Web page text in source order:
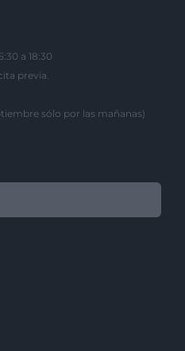
a 18:30
previa.
sólo por las mañanas)